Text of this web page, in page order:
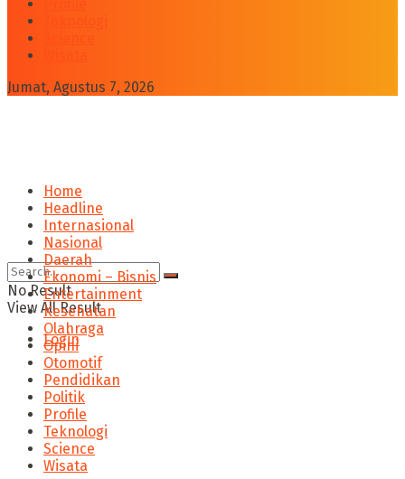
Jumat, Agustus 7, 2026
No Result
View All Result
Login
Home
Headline
Internasional
Nasional
Daerah
Ekonomi – Bisnis
Entertainment
Kesehatan
Olahraga
Opini
Otomotif
Pendidikan
Politik
Profile
Teknologi
Science
Wisata